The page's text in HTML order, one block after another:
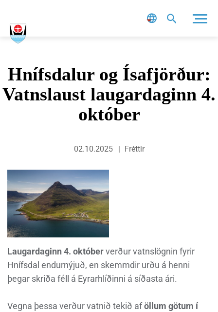
Hnífsdalur og Ísafjörður:
Vatnslaust laugardaginn 4.
október
02.10.2025 Fréttir
Laugardaginn 4. októberverður vatnslögnin fyrir
Hnífsdal endurnýjuð, en skemmdir urðu á henni
þegar skriða féll á Eyrarhlíðinni á síðasta ári.
Vegna þessa verður vatnið tekið aföllum götum í